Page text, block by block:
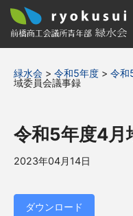
緑水会 > 令和5年度 > 令和
域委員会議事録
令和5年度4月
2023年04月14日
ダウンロード